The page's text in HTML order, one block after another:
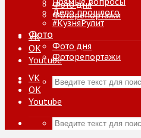
Фото дня
Фоторепортажи
VK
ОК
Youtube
Дело прошлого
#КузняРулит
Фото
Фото дня
Фоторепортажи
VK
ОК
Youtube